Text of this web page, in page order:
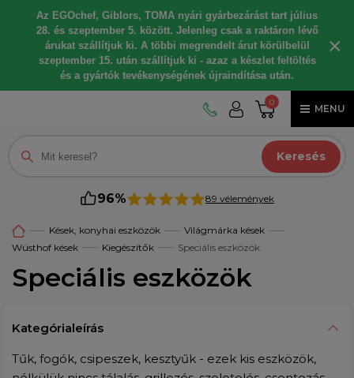
Az EGOchef, Giblors, TOMA nyári gyárbezárást tart július
28. és szeptember 5. között. Jelenleg csak a raktáron lévő
árukat szállítjuk ki. A többi megrendelt árut körülbelül
szeptember 15. után szállítjuk ki - azaz a készlet feltöltés
és a gyártók tevékenységének újraindítása után.
×
0
MENU
Keresés
96% 89 vélemények
Kések, konyhai eszközök
Világmárka kések
Wüsthof kések
Kiegészítők Speciális eszközök
Speciális eszközök
Kategórialeírás
Tűk, fogók, csipeszek, kesztyűk - ezek kis eszközök,